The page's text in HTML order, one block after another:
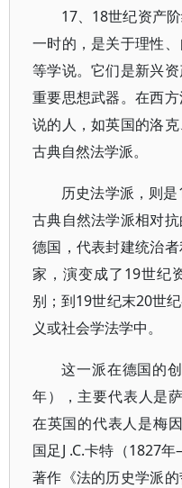
17、18世纪资产
一时的，是关于理性
等学说。它们是新兴
重要思想武器。在西
说的人，如英国的洛
古典自然法学派。
历史法学派，则
古典自然法学派相对
德国，代表封建统治
家，演变成了19世纪
别；到19世纪末20世
义或社会学法学中。
这一派在德国的
年），主要代表人是
在英国的代表人是梅
国足J .C.卡特（1827
著作《法的历史学派